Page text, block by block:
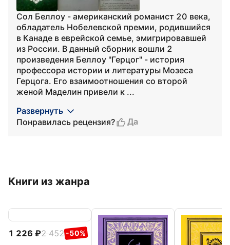
Сол Беллоу - американский романист 20 века,
обладатель Нобелевской премии, родившийся
в Канаде в еврейской семье, эмигрировавшей
из России. В данный сборник вошли 2
произведения Беллоу "Герцог" - история
профессора истории и литературы Мозеса
Герцога. Его взаимоотношения со второй
женой Маделин привели к ...
Развернуть
Понравилась рецензия?
Да
Книги из жанра
1 226 2 452 -50%